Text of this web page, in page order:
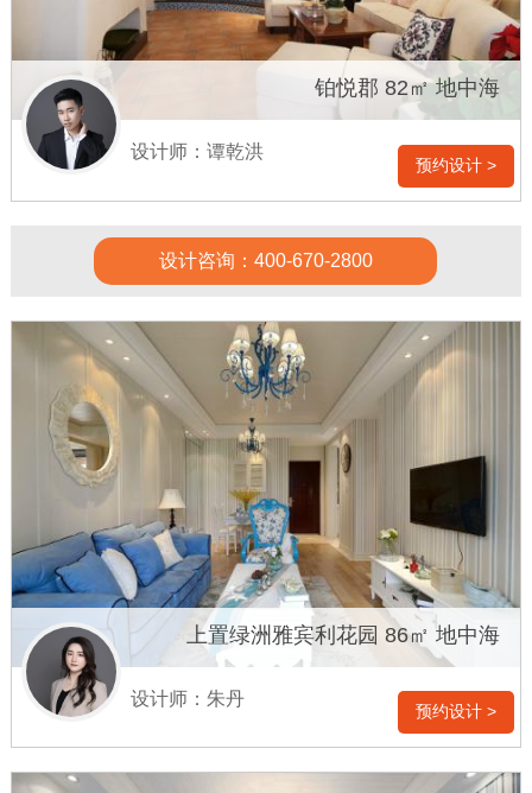
铂悦郡 82㎡ 地中海
设计师：谭乾洪
预约设计 >
设计咨询：400-670-2800
上置绿洲雅宾利花园 86㎡ 地中海
设计师：朱丹
预约设计 >